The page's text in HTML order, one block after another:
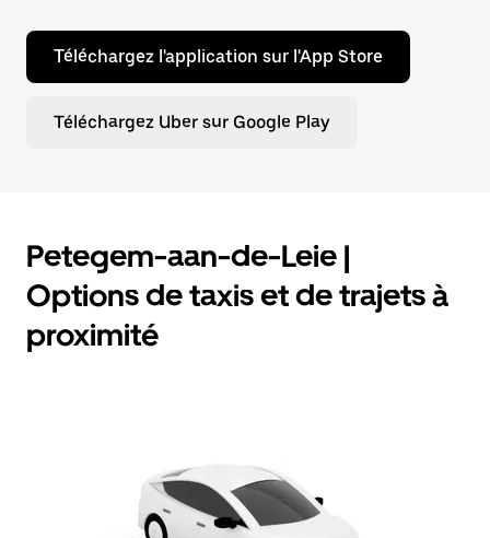
Téléchargez l'application sur l'App Store
Téléchargez Uber sur Google Play
Petegem-aan-de-Leie |
Options de taxis et de trajets à
proximité